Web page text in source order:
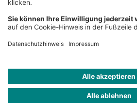
NEWSROOM
IMPRESSUM
HILFE
DATENSCHUTZ
COOKIES